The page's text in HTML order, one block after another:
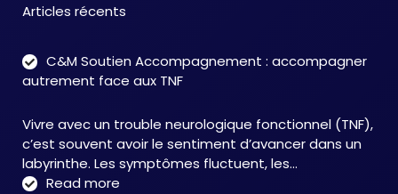
Articles récents
C&M Soutien Accompagnement : accompagner
autrement face aux TNF
Vivre avec un trouble neurologique fonctionnel (TNF),
c’est souvent avoir le sentiment d’avancer dans un
labyrinthe. Les symptômes fluctuent, les…
Read more